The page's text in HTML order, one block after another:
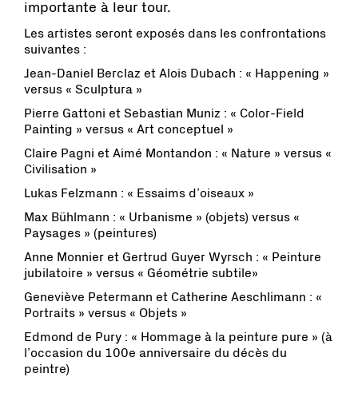
importante à leur tour.
Les artistes seront exposés dans les confrontations
suivantes :
Jean-Daniel Berclaz et Alois Dubach : « Happening »
versus « Sculptura »
Pierre Gattoni et Sebastian Muniz : « Color-Field
Painting » versus « Art conceptuel »
Claire Pagni et Aimé Montandon : « Nature » versus «
Civilisation »
Lukas Felzmann : « Essaims d’oiseaux »
Max Bühlmann : « Urbanisme » (objets) versus «
Paysages » (peintures)
Anne Monnier et Gertrud Guyer Wyrsch : « Peinture
jubilatoire » versus « Géométrie subtile»
Geneviève Petermann et Catherine Aeschlimann : «
Portraits » versus « Objets »
Edmond de Pury : « Hommage à la peinture pure » (à
l’occasion du 100e anniversaire du décès du
peintre)